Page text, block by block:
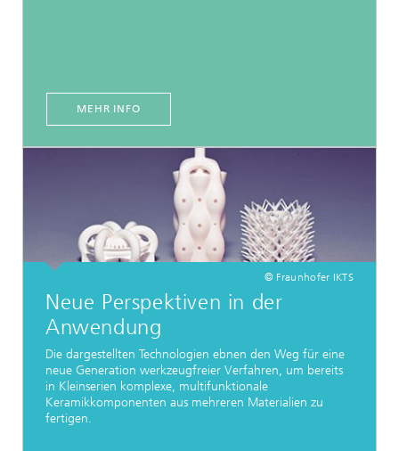
MEHR INFO
© Fraunhofer IKTS
Neue Perspektiven in der
Anwendung
Die dargestellten Technologien ebnen den Weg für eine
neue Generation werkzeugfreier Verfahren, um bereits
in Kleinserien komplexe, multifunktionale
Keramikkomponenten aus mehreren Materialien zu
fertigen.